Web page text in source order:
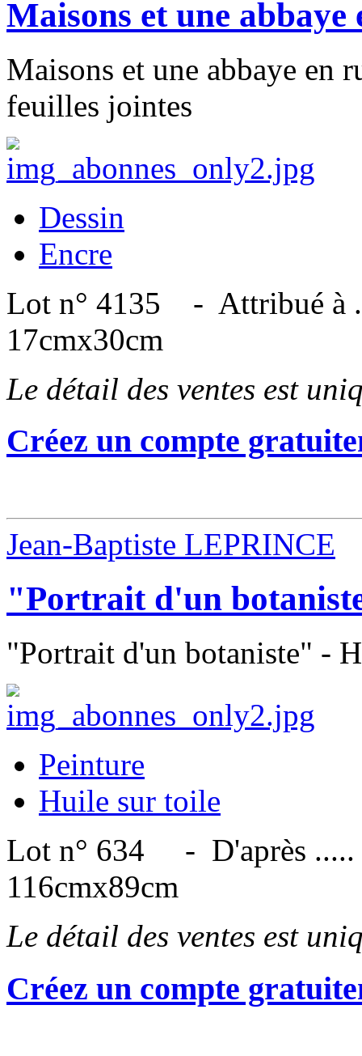
Maisons et une abbaye
Maisons et une abbaye en
feuilles jointes
Dessin
Encre
Lot n° 4135 - Attribué à
17cmx30cm
Le détail des ventes est
Créez un compte
Jean-Baptiste LEPRINCE
"Portrait d'un
"Portrait d'un botaniste" -
Peinture
Huile sur toile
Lot n° 634 - D'après .....
116cmx89cm
Le détail des ventes est
Créez un compte